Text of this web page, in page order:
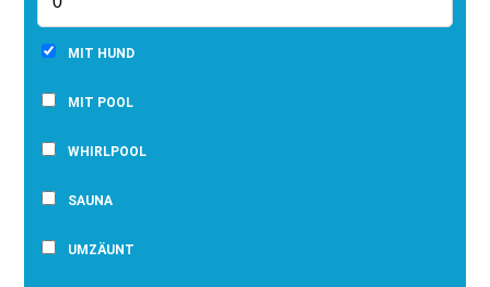
MIT HUND
MIT POOL
WHIRLPOOL
SAUNA
UMZÄUNT